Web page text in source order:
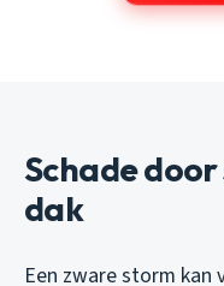
Schade
dak
Een zware storm kan